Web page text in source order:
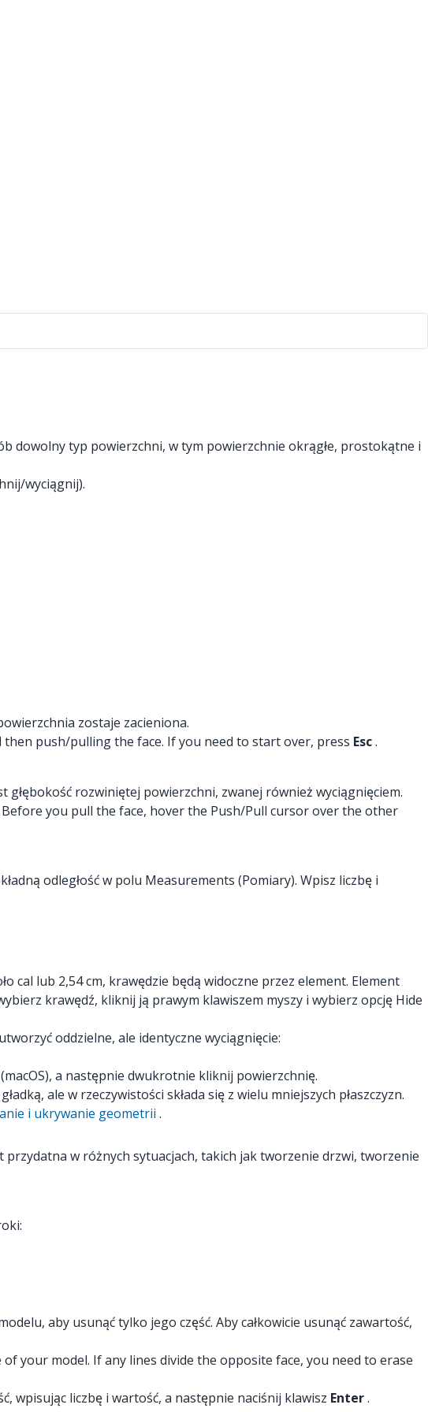
dowolny typ powierzchni, w tym powierzchnie okrągłe, prostokątne i
wyciągnij).
zostaje zacieniona.
push/pulling the face. If you need to start over, press Esc.
rozwiniętej powierzchni, zwanej również wyciągnięciem.
you pull the face, hover the Push/Pull cursor over the other
odległość w polu Measurements (Pomiary). Wpisz liczbę i
cal lub 2,54 cm, krawędzie będą widoczne przez element. Element
krawędź, kliknij ją prawym klawiszem myszy i wybierz opcję Hide
oddzielne, ale identyczne wyciągnięcie:
(macOS), a następnie dwukrotnie kliknij powierzchnię.
ale w rzeczywistości składa się z wielu mniejszych płaszczyzn.
i ukrywanie geometrii .
przydatna w różnych sytuacjach, takich jak tworzenie drzwi, tworzenie
aby usunąć tylko jego część. Aby całkowicie usunąć zawartość,
your model. If any lines divide the opposite face, you need to erase
wpisując liczbę i wartość, a następnie naciśnij klawisz Enter.